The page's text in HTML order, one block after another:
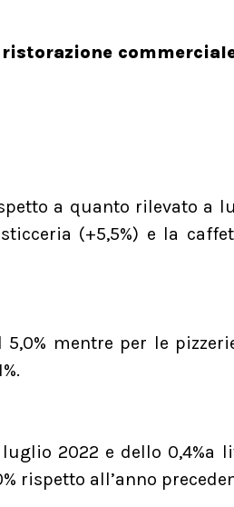
a quanto rilevato a
(+5,5%) e la
mentre per le
2022 e dello 0,4%a
rispetto all’anno